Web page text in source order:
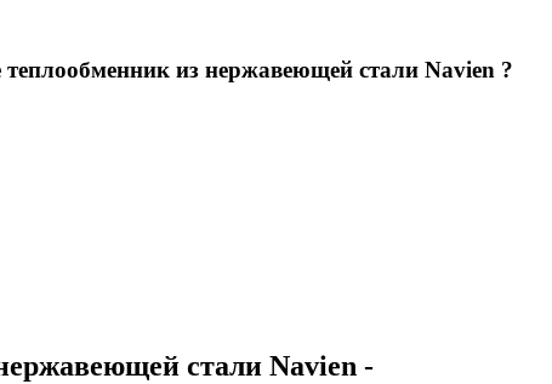
из нержавеющей стали Navien ?
стали Navien -